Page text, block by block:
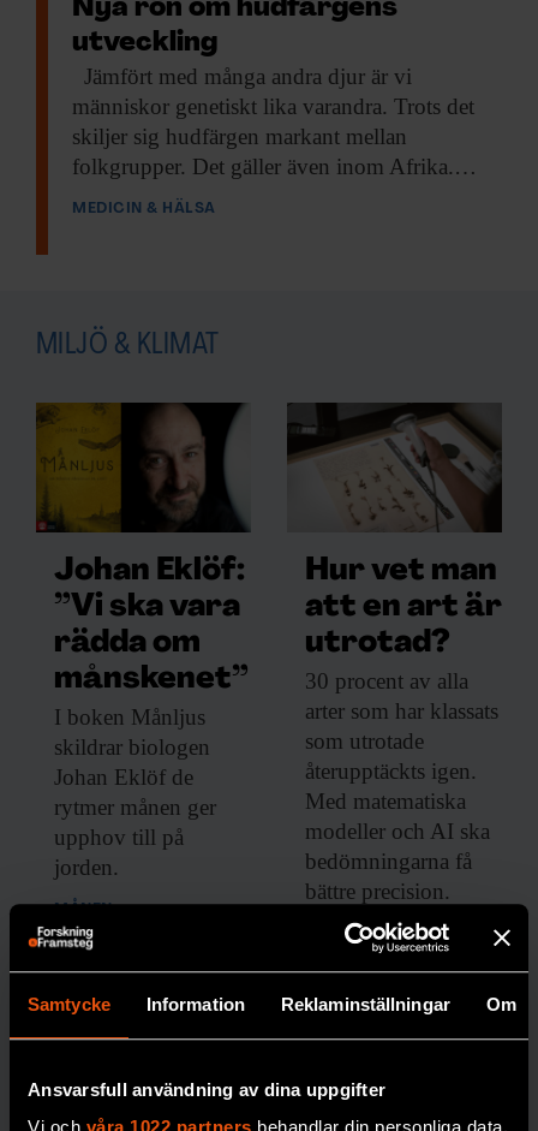
Samtycke Information Reklaminställningar Om
Ansvarsfull användning av dina uppgifter
Nya rön om hudfärgens
utveckling
Jämfört med många andra djur är vi
människor genetiskt lika varandra. Trots det
skiljer sig hudfärgen markant mellan
folkgrupper. Det gäller även inom Afrika.…
MEDICIN & HÄLSA
MILJÖ & KLIMAT
Johan Eklöf:
”Vi ska vara
rädda om
månskenet”
I boken Månljus
skildrar biologen
Johan Eklöf de
rytmer månen ger
upphov till på
jorden.
MÅNEN
Hur vet man
att en art är
utrotad?
30 procent av alla
arter som har klassats
som utrotade
återupptäckts igen.
Med matematiska
modeller och AI ska
bedömningarna få
bättre precision.
PREMIUM